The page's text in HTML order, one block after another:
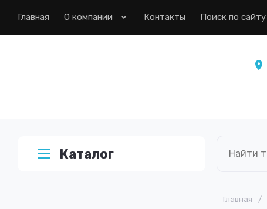
Главная О компании Контакты Поиск по сайту
Каталог
Главная /